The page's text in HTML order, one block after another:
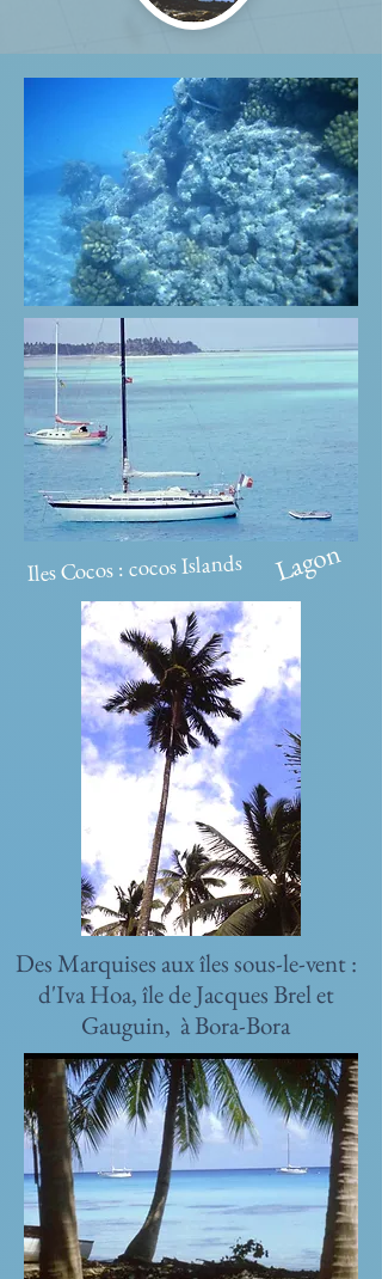
Lagon
Iles Cocos : cocos Islands
Des Marquises aux îles sous-le-vent :
d'Iva Hoa, île de Jacques Brel et
Gauguin, à Bora-Bora